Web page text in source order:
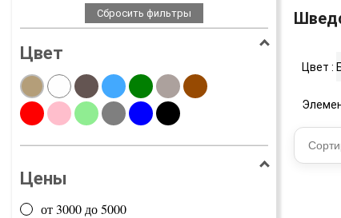
Сбросить фильтры
Цвет
Цены
от 3000 до 5000
Цвет :